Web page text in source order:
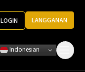
LOGIN LANGGANAN
Indonesian